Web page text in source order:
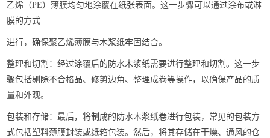
乙烯（PE）薄膜均匀地涂覆在纸张表面。这一步骤可以通过涂布或淋
膜的方式
进行，确保聚乙烯薄膜与木浆纸牢固结合。
整理和切割：经过涂覆后的防水木浆纸需要进行整理和切割。这一步
骤包括剔除不合格品、修剪边角、整理成卷等操作，以确保产品的质
量和外观。
包装和存储：最后，将制成的防水木浆纸卷进行包装，常见的包装方
式包括塑料薄膜封装或纸箱包装。然后，将其存储在干燥、通风的仓